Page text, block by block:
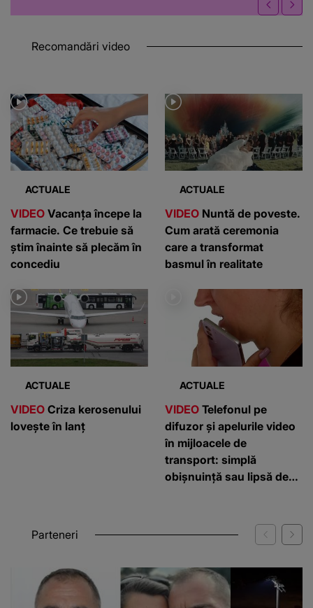
Recomandări video
ACTUALE
VIDEO Vacanța începe la
farmacie. Ce trebuie să
știm înainte să plecăm în
concediu
ACTUALE
VIDEO Nuntă de poveste.
Cum arată ceremonia
care a transformat
basmul în realitate
ACTUALE
VIDEO Criza kerosenului
lovește în lanț
ACTUALE
VIDEO Telefonul pe
difuzor și apelurile video
în mijloacele de
transport: simplă
obișnuință sau lipsă de
Parteneri